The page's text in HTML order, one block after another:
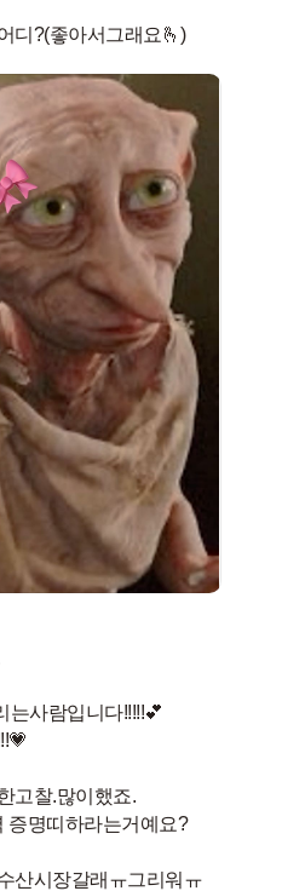
이런아이디어는 출처가어디?(좋아서그래요🫰)
는사람입니다!!!!!💕
고찰.많이했죠.
증명띠하라는거예요?